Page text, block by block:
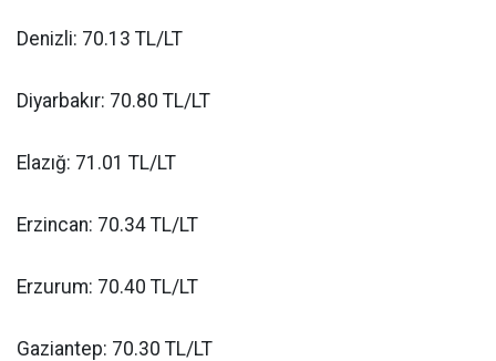
Denizli: 70.13 TL/LT
Diyarbakır: 70.80 TL/LT
Elazığ: 71.01 TL/LT
Erzincan: 70.34 TL/LT
Erzurum: 70.40 TL/LT
Gaziantep: 70.30 TL/LT